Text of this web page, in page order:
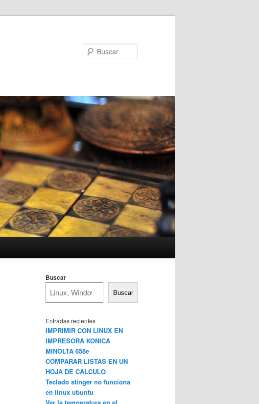
Buscar
Buscar
Entradas recientes
IMPRIMIR CON LINUX EN
IMPRESORA KONICA
MINOLTA 658e
COMPARAR LISTAS EN UN
HOJA DE CALCULO
Teclado stinger no funciona
en linux ubuntu